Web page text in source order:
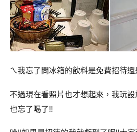
ㄟ我忘了問冰箱的飲料是免費招待
不過現在看照片也才想起來，我玩
也忘了喝了!!